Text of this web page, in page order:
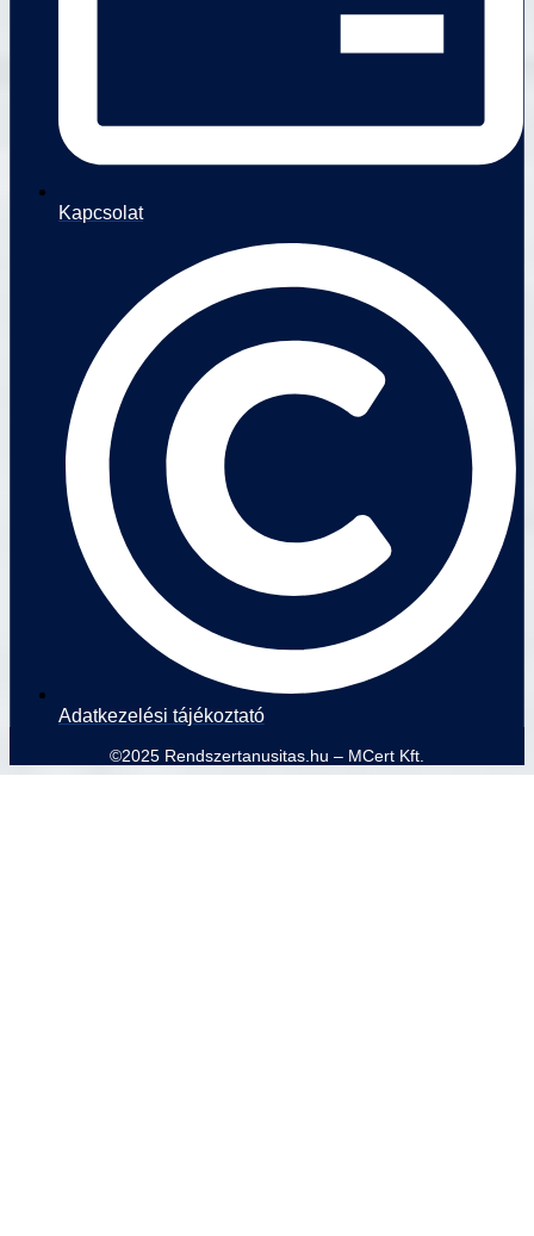
Kapcsolat
Adatkezelési tájékoztató
©2025 Rendszertanusitas.hu – MCert Kft.